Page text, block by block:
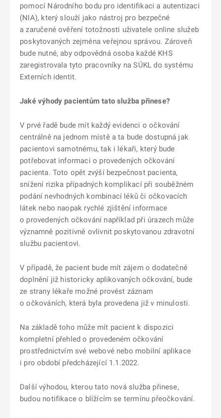
pomocí Národního bodu pro identifikaci a autentizaci
(NIA), který slouží jako nástroj pro bezpečné
a zaručené ověření totožnosti uživatele online služeb
poskytovaných zejména veřejnou správou. Zároveň
bude nutné, aby odpovědná osoba každé KHS
zaregistrovala tyto pracovníky na SÚKL do systému
Externích identit.
Jaké výhody pacientům tato služba přinese?
V prvé řadě bude mít každý evidenci o očkování
centrálně na jednom místě a ta bude dostupná jak
pacientovi samotnému, tak i lékaři, který bude
potřebovat informaci o provedených očkování
pacienta. Toto opět zvýší bezpečnost pacienta,
snížení rizika případných komplikací při souběžném
podání nevhodných kombinací léků či očkovacích
látek nebo naopak rychlé zjištění informace
o provedených očkování například při úrazech může
významně pozitivně ovlivnit poskytovanou zdravotní
službu pacientovi.
V případě, že pacient bude mít zájem o dodatečné
doplnění již historicky aplikovaných očkování, bude
ze strany lékaře možné provést záznam
o očkováních, která byla provedena již v minulosti.
Na základě toho může mít pacient k dispozici
kompletní přehled o provedeném očkování
prostřednictvím své webové nebo mobilní aplikace
i pro období předcházející 1.1.2022.
Další výhodou, kterou tato nová služba přinese,
budou notifikace o blížícím se termínu přeočkování.